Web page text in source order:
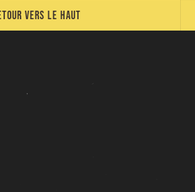
vers le haut
DES FÊTES